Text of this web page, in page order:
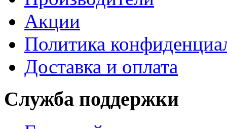
Акции
Политика
Доставка и оплата
Служба поддержки